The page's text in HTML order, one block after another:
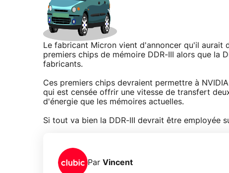
Le fabricant Micron vient d'annoncer qu'il aurait
premiers chips de mémoire DDR-III alors que la
fabricants.
Ces premiers chips devraient permettre à
qui est censée offrir une vitesse de transfert
d'énergie que les mémoires actuelles.
Si tout va bien la DDR-III devrait être employée
Par Vincent